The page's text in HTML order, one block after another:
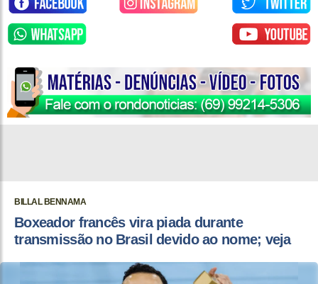
BILLAL BENNAMA
Boxeador francês vira piada durante
transmissão no Brasil devido ao nome; veja